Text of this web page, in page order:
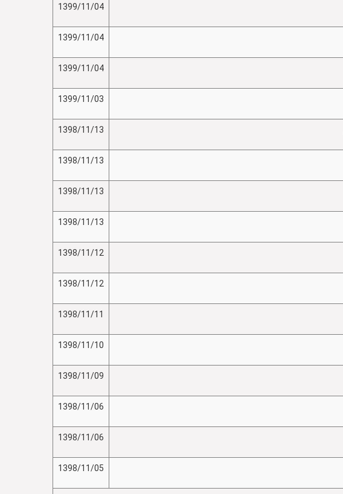
1399/11/04
1399/11/04
1399/11/04
1399/11/03
1398/11/13
1398/11/13
1398/11/13
1398/11/13
1398/11/12
1398/11/12
1398/11/11
1398/11/10
1398/11/09
1398/11/06
1398/11/06
1398/11/05